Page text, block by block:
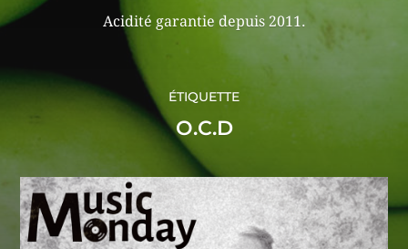
Acidité garantie depuis 2011.
ÉTIQUETTE
O.C.D